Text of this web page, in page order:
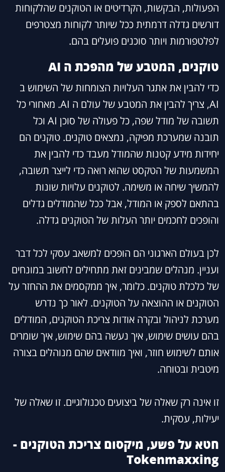
הפעולות, הבקשות, הקרדיטים או הטוקנים שהלקוחות
דורשים גדלה דרמתית ככל שיותר לקוחות מצטרפים
לפלטפורמות ויותר סוכנים פועלים בהם.
טוקנים, המטבע של מהפכת ה AI
כדי להבין את אתגר העלויות הצומחות של השימוש ב
AI, צריך להבין את המטבע של עולם ה AI. מאחורי כל
תשובה של מודל שפה, כל פעולה של סוכן AI וכל
תובנה שמערכת מפיקה, נמצאים טוקנים. טוקנים הם
יחידות מידע קטנות שהמודל מעבד כדי להבין את
המשמעות של הטקסט שהוא רואה כדי לייצר תשובה,
להמשיך שיחה או משימה. לטוקנים עלויות שונות
בהתאם לספק או המודל, אבל ככל שהמודלים גדלים
והופכים לחכמים יותר העלות של הטוקנים גדלה.
לכן בעולם הארגוני הם הופכים למשאב עסקי לכל דבר
ועניין. מנהלים שמבינים זאת מתחילים לחשוב במונחים
של כלכלת טוקנים. כלומר, איך ממקסמים את ההחזר על
הטוקנים או ההוצאה על הטוקנים. לאור כך נדרש
מערכת לניהול ובקרה אודות צריכת הטוקנים, המודלים
בהם עושים שימוש, איך נעשה בהם שימוש, איך שומרים
אותם לשימוש חוזר, ואיך מוודאים שהם מנוהלים בצורה
מיטבית ובטוחה.
זו אינה רק שאלה של ביצועים טכנולוגיים. זו שאלה של
יעילות, עסקית.
חטא על פשע, מיקסום צריכת הטוקנים -
Tokenmaxxing